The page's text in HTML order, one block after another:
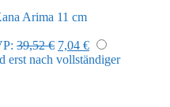
Arima 11 cm
39,52€ Ursprünglicher
Preis
7,04 €Aktueller
Preis
erst nach vollständiger